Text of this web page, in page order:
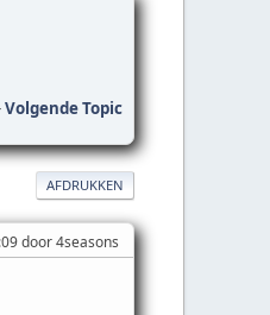
Volgende Topic
AFDRUKKEN
door 4seasons